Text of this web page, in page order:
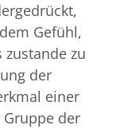
Gefühl,
zu
der
einer
der